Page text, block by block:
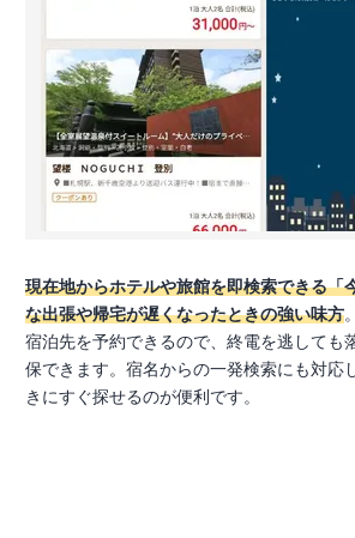
現在地からホテルや旅館を即検索できる「
な出張や帰宅が遅くなったときの強い味方
宿泊先を予約できるので、終電を逃しても
保できます。宿名からの一発検索にも対応
きにすぐ探せるのが便利です。